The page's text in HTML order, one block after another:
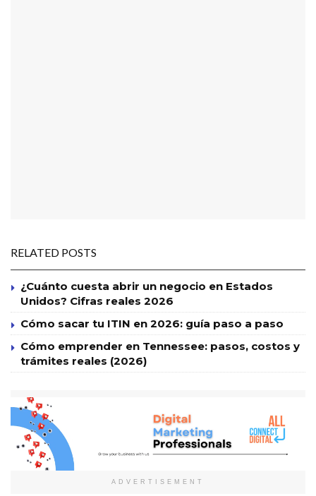
RELATED POSTS
¿Cuánto cuesta abrir un negocio en Estados
Unidos? Cifras reales 2026
Cómo sacar tu ITIN en 2026: guía paso a paso
Cómo emprender en Tennessee: pasos, costos y
trámites reales (2026)
ADVERTISEMENT